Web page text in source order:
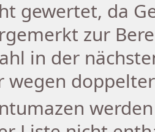
gewertet, da
zur
in der
wegen